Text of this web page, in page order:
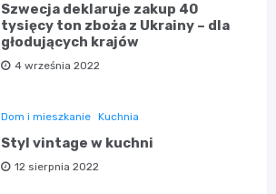
Szwecja deklaruje zakup 40
tysięcy ton zboża z Ukrainy – dla
głodujących krajów
4 września 2022
Dom i mieszkanie Kuchnia
Styl vintage w kuchni
12 sierpnia 2022